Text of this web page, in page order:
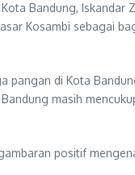
Bandung, Iskandar
Kosambi sebagai
pangan di Kota
masih
positif